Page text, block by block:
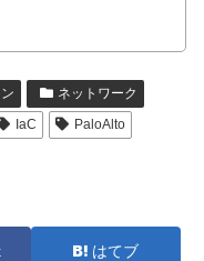
ネットワーク
IaC
PaloAlto
はてブ